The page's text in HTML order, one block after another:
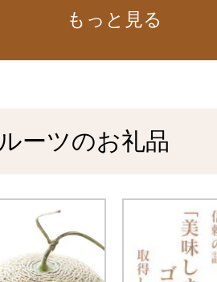
もっと見る
ーツのお礼品